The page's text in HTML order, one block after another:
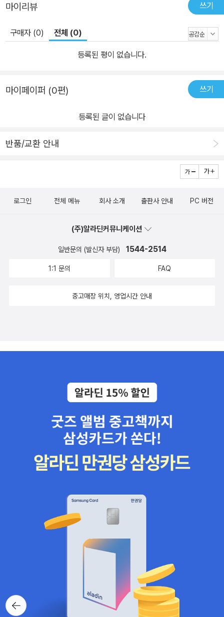
마이리뷰 쓰기
구매자 (0) 전체 (0)
등록된 평이 없습니다.
마이페이퍼 (0편) 쓰기
등록된 글이 없습니다
반품/교환 안내
뒤로가
기
로그인 전체 메뉴 회사 소개 출판사 안내 PC 버전
(주)알라딘커뮤니케이션
일반문의 (발신자 부담) 1544-2514
1:1 문의 FAQ
중고매장 위치, 영업시간 안내